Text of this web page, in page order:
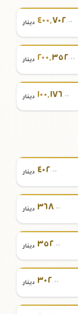
٤٠٠,٧٠٢ .٠٠ دينار
٢٠٠,٣٥٢.٠٠ دينار
١٠٠,١٧٦.٠٠ دينار
٤٠٢.٠٠ دينار
٣٦٨.٠٠ دينار
٣٥٢.٠٠ دينار
٣٠٢.٠٠ دينار